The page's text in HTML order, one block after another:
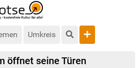
Umkreis
öffnet seine Türen